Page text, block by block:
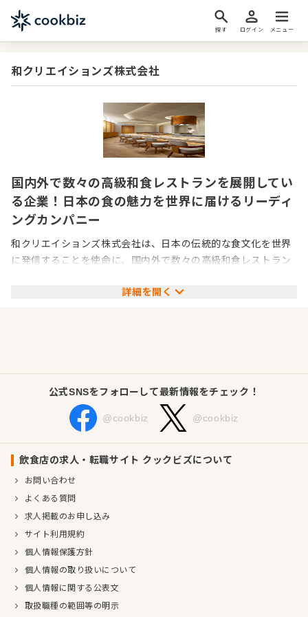
探す ログイン メニュー
和クリエイションズ株式会社
国内外で数々の高級和食レストランを展開してい
る企業！日本の食の魅力を世界に届けるリーディ
ングカンパニー
和クリエイションズ株式会社は、日本の伝統的な食文化を世界
に発信することを使命に、国内外で数々の高級和食レストラン
高い店舗を手がけ、創業以来100を超えるミシュランの星をは
を強みに成長を続けています。
日本の食の魅力を世界に届けるリーディングカンパニーとし
て、さらなる挑戦を続けています。
業種／業態
寿司、寿司、和食全般、日本料理・割烹・懐石、ステーキ・
鉄板焼
事業内容
事業所 東京都千代田区有楽町2-7-1 有楽町イトシアビル12F
詳細を開く
公式SNSをフォローして最新情報をチェック！
@cookbiz @cookbiz
飲食店の求人・転職サイト クックビズについて
お問い合わせ
よくある質問
求人掲載のお申し込み
サイト利用規約
個人情報保護方針
個人情報の取り扱いについて
個人情報に関する公表文
取扱職種の範囲等の明示